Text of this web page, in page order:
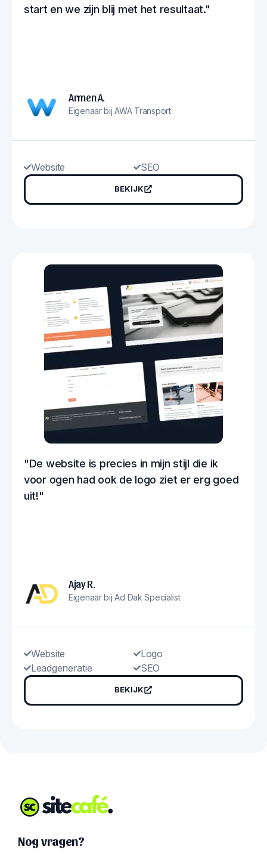
start en we zijn blij met het resultaat."
Armen A.
Eigenaar bij AWA Transport
Website SEO
BEKIJK
"De website is precies in mijn stijl die ik
voor ogen had ook de logo ziet er erg goed
uit!"
Ajay R.
Eigenaar bij Ad Dak Specialist
Website
Logo
Leadgeneratie
SEO
BEKIJK
Nog vragen?